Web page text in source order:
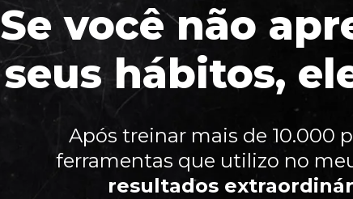
Se você não
seus hábitos,
Após treinar mais de 10.000
ferramentas que utilizo no
resultados